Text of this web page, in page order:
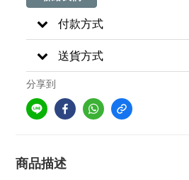
付款方式
送貨方式
分享到
商品描述